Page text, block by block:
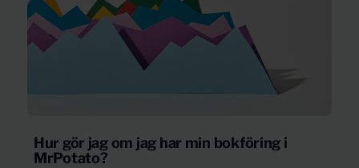
Hur gör jag om jag har min bokföring i
MrPotato?